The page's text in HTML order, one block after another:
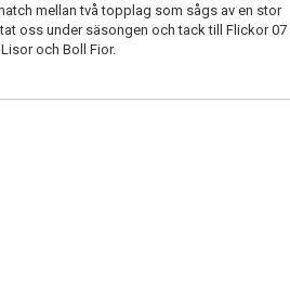
mellan två topplag som sågs av en stor
oss under säsongen och tack till Flickor 07
och Boll Fior.